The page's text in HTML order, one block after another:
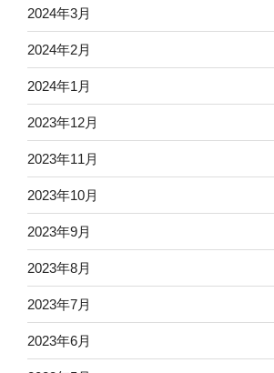
2024年3月
2024年2月
2024年1月
2023年12月
2023年11月
2023年10月
2023年9月
2023年8月
2023年7月
2023年6月